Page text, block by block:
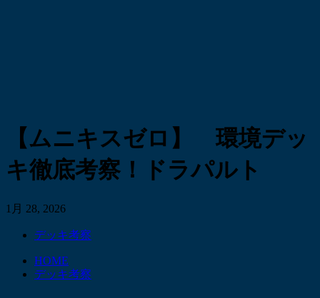
【ムニキスゼロ】 環境デッ
キ徹底考察！ドラパルト
1月 28, 2026
デッキ考察
HOME
デッキ考察